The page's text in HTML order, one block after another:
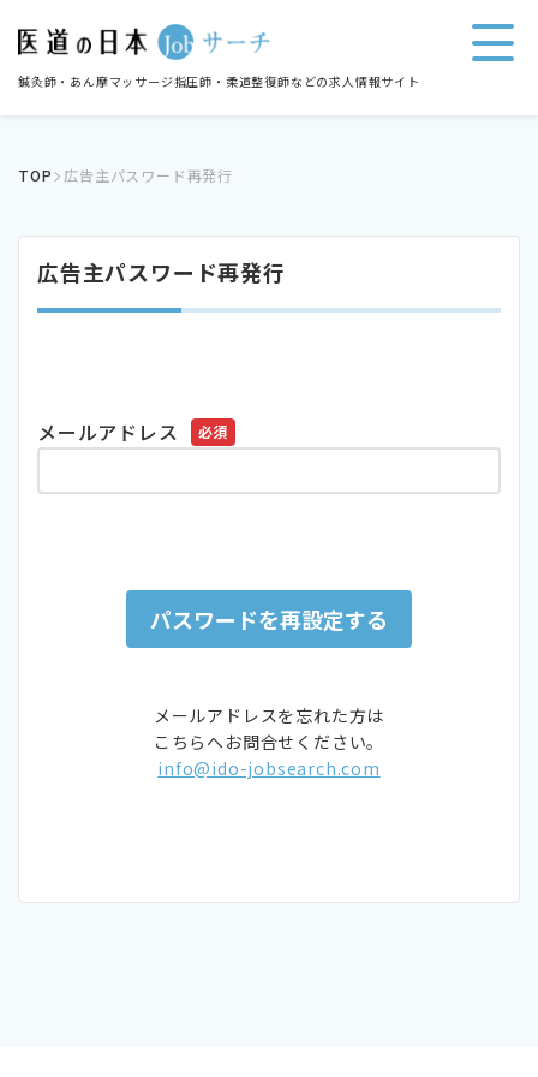
鍼灸師・あん摩マッサージ指圧師・柔道整復師などの求人情報サイト
TOP 広告主パスワード再発行
広告主パスワード再発行
メールアドレス 必須
メールアドレスを忘れた方は
こちらへお問合せください。
info@ido-jobsearch.com